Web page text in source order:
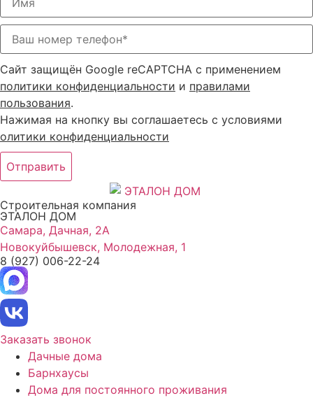
Сайт защищён Google reCAPTCHA с применением
политики конфиденциальности и правилами
пользования.
Нажимая на кнопку вы соглашаетесь с условиями
олитики конфиденциальности
Отправить
Строительная компания
ЭТАЛОН ДОМ
Самара, Дачная, 2А
Новокуйбышевск, Молодежная, 1
8 (927) 006-22-24
Заказать звонок
Дачные дома
Барнхаусы
Дома для постоянного проживания